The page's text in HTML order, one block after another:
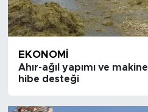
EKONOMI
Ahır-ağıl yapımı ve
hibe desteği